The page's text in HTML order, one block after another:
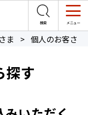
ま > 個人のお客さま
探す